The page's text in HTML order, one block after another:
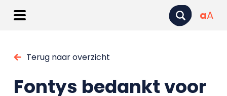
aA
Terug naar overzicht
Fontys bedankt voor